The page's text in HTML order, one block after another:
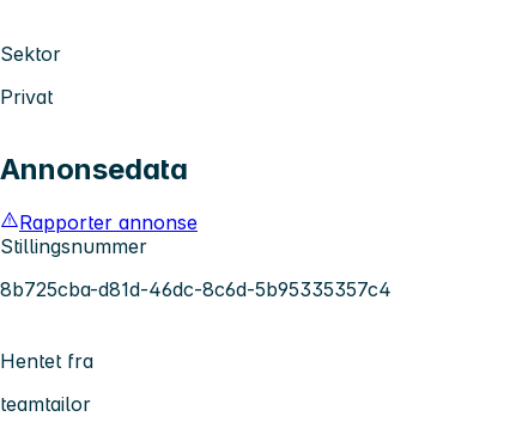
Sektor
Privat
Annonsedata
Rapporter annonse
Stillingsnummer
8b725cba-d81d-46dc-8c6d-5b95335357c4
Hentet fra
teamtailor